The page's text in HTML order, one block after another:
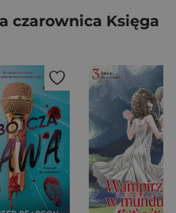
czarownica Księga